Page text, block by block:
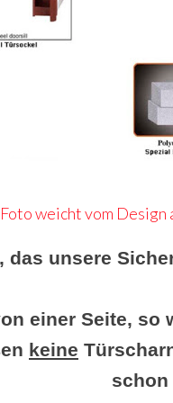
Foto weicht vom Design
das unsere
einer Seite, so
keine
schon